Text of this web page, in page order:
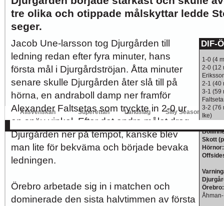
Nystart med Nanne Så kom då det som väl alla väntat på och...
Image:
Hur länge orkar Swärdh? Under en längre tid har kritiken mot Kalmar FFs...
Bäst i stan efter sex...Inte för att det kanske har så stor betydelse i...
Allsvenskan
Superettan Landslag Silly Season
tre olika och otippade målskyttar ledde
seger.
DIF-
1-0 (4
2-0 (12
2-1 (40
3-1 (59
3-2 (76
Ike)
Skott
Jacob Une-larsson tog Djurgården till
ledning redan efter fyra minuter, hans
första mål i Djurgårdströjan. Åtta minuter
senare skulle Djurgården åter slå till på
hörna, en andraboll damp ner framför
Alexander Faltsetas som tryckte in 2-0 ur
en snäv vinkel. Efter det andra målet drog
Djurgården ner på tempot, kanske blev
man lite för bekväma och började bevaka
ledningen.
Örebro arbetade sig in i matchen och
dominerade den sista halvtimmen av första